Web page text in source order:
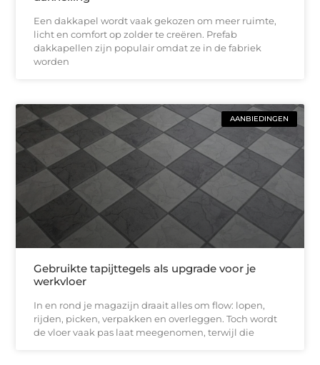
Een dakkapel wordt vaak gekozen om meer ruimte,
licht en comfort op zolder te creëren. Prefab
dakkapellen zijn populair omdat ze in de fabriek
worden
AANBIEDINGEN
Gebruikte tapijttegels als upgrade voor je
werkvloer
In en rond je magazijn draait alles om flow: lopen,
rijden, picken, verpakken en overleggen. Toch wordt
de vloer vaak pas laat meegenomen, terwijl die